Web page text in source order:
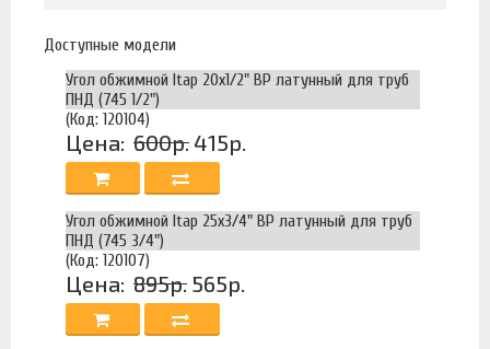
Доступные модели
Угол обжимной Itap 20х1/2" ВР латунный для труб
ПНД (745 1/2")
(Код: 120104)
Цена: 600р. 415р.
Угол обжимной Itap 25х3/4" ВР латунный для труб
ПНД (745 3/4")
(Код: 120107)
Цена: 895р. 565р.